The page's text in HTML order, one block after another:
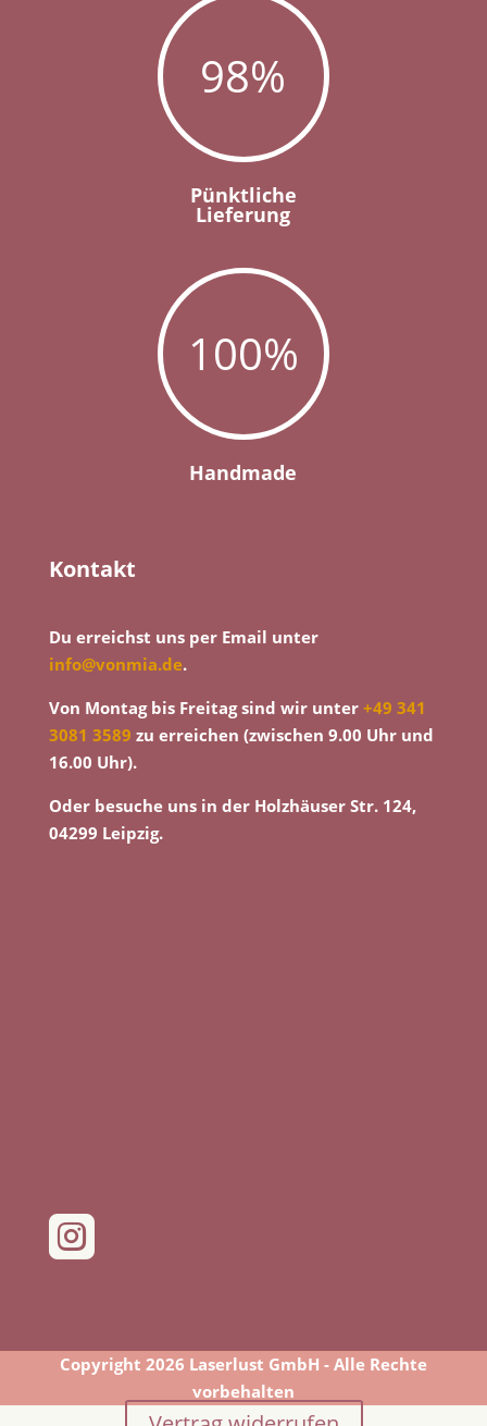
98%
Pünktliche
Lieferung
100%
Handmade
Kontakt
Du erreichst uns per Email unter
info@vonmia.de.
Von Montag bis Freitag sind wir unter +49 341
3081 3589 zu erreichen (zwischen 9.00 Uhr und
16.00 Uhr).
Oder besuche uns in der Holzhäuser Str. 124,
04299 Leipzig.

Copyright 2026 Laserlust GmbH - Alle Rechte
vorbehalten